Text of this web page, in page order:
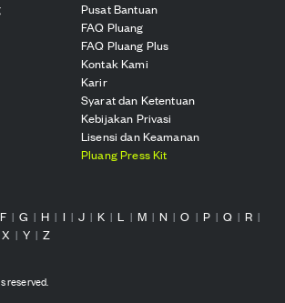
Pusat Bantuan
FAQ Pluang
FAQ Pluang Plus
Kontak Kami
Karir
Syarat dan Ketentuan
Kebijakan Privasi
Lisensi dan Keamanan
Pluang Press Kit
F | G | H | I | J | K | L | M | N | O | P | Q | R |
X | Y | Z
reserved.